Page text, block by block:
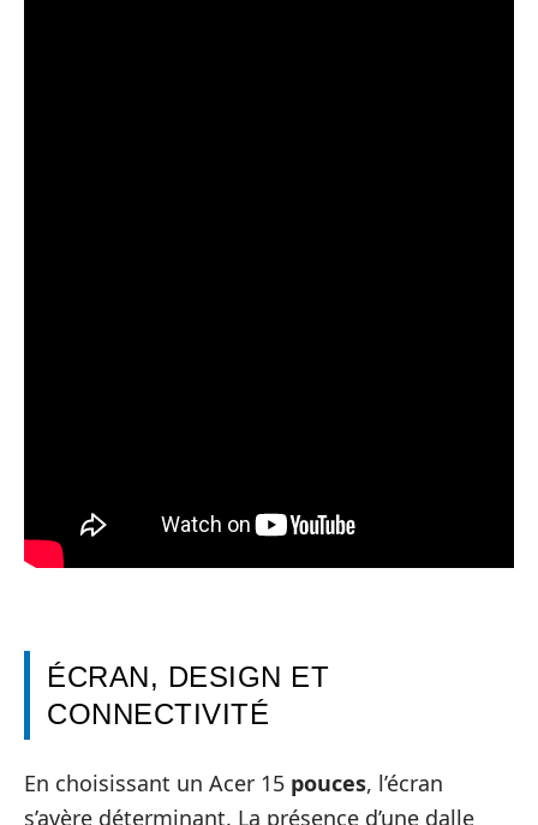
ÉCRAN, DESIGN ET
CONNECTIVITÉ
En choisissant un Acer 15 pouces, l’écran
s’avère déterminant. La présence d’une dalle